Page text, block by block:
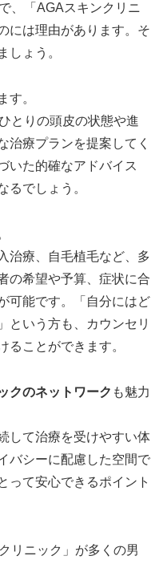
、「AGAスキンクリニ
には理由があります。そ
しょう。
す。
とりの頭皮の状態や進
治療プランを提案してく
いた的確なアドバイス
るでしょう。
治療、自毛植毛など、多
の希望や予算、症状に合
可能です。「自分にはど
という方も、カウンセリ
ることができます。
クのネットワーク も魅力
して治療を受けやすい体
バシーに配慮した空間で
って安心できるポイント
リニック」が多くの男